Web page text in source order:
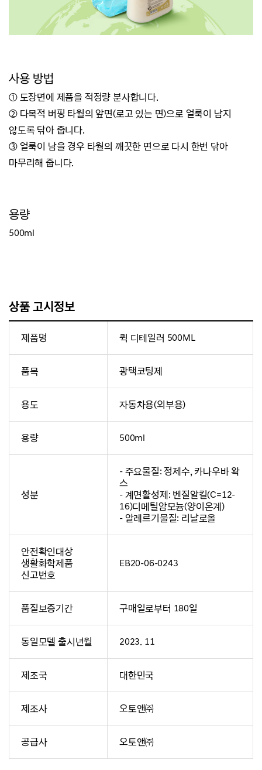
사용 방법
① 도장면에 제품을 적정량 분사합니다.
② 다목적 버핑 타월의 앞면(로고 있는 면)으로 얼룩이 남지
않도록 닦아 줍니다.
③ 얼룩이 남을 경우 타월의 깨끗한 면으로 다시 한번 닦아
마무리해 줍니다.
용량
500ml
상품 고시정보
제품명 퀵 디테일러 500ML
품목 광택코팅제
용도 자동차용(외부용)
용량 500ml
성분
- 주요물질: 정제수, 카나우바 왁
스
- 계면활성제: 벤질알킬(C=12-
16)디메틸암모늄(양이온계)
- 알레르기물질: 리날로올
안전확인대상
생활화학제품
신고번호
EB20-06-0243
품질보증기간 구매일로부터 180일
동일모델 출시년월 2023. 11
제조국 대한민국
제조사 오토앤㈜
공급사 오토앤㈜